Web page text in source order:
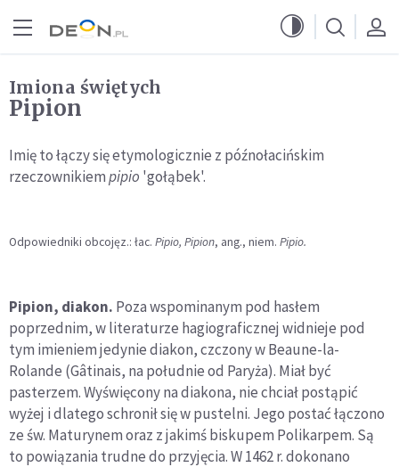
Imiona świętych
Pipion
Imię to łączy się etymologicznie z późnołacińskim
rzeczownikiempipio 'gołąbek'.
Odpowiedniki obcojęz.: łac. Pipio, Pipion, ang., niem. Pipio.
Pipion, diakon. Poza wspominanym pod hasłem
poprzednim, w literaturze hagiograficznej widnieje pod
tym imieniem jedynie diakon, czczony w Beaune-la-
Rolande (Gâtinais, na południe od Paryża). Miał być
pasterzem. Wyświęcony na diakona, nie chciał postąpić
wyżej i dlatego schronił się w pustelni. Jego postać łączono
ze św. Maturynem oraz z jakimś biskupem Polikarpem. Są
to powiązania trudne do przyjęcia. W 1462 r. dokonano